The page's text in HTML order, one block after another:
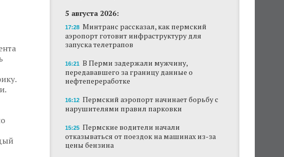
5 августа 2026:
17:28 Минтранс рассказал, как пермский
аэропорт готовит инфраструктуру для
запуска телетрапов
16:21 В Перми задержали мужчину,
передававшего за границу данные о
нефтепереработке
16:12 Пермский аэропорт начинает борьбу с
нарушителями правил парковки
15:25 Пермские водители начали
отказываться от поездок на машинах из-за
цены бензина